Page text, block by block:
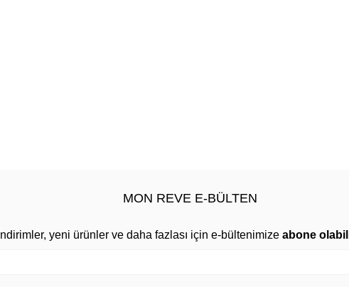
MON REVE E-BÜLTEN
İndirimler, yeni ürünler ve daha fazlası için e-bültenimize abone